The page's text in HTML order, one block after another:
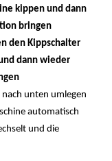
kippen und dann
bringen
den Kippschalter
dann wieder
unten umlegen
automatisch
und die